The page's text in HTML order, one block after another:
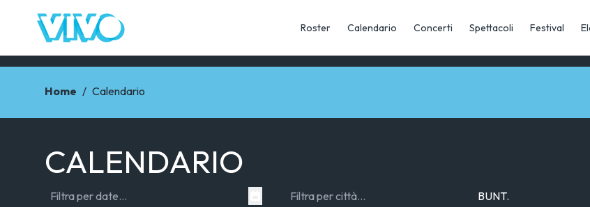
Roster Calendario Concerti Spettacoli Festival
Home / Calendario
CALENDARIO